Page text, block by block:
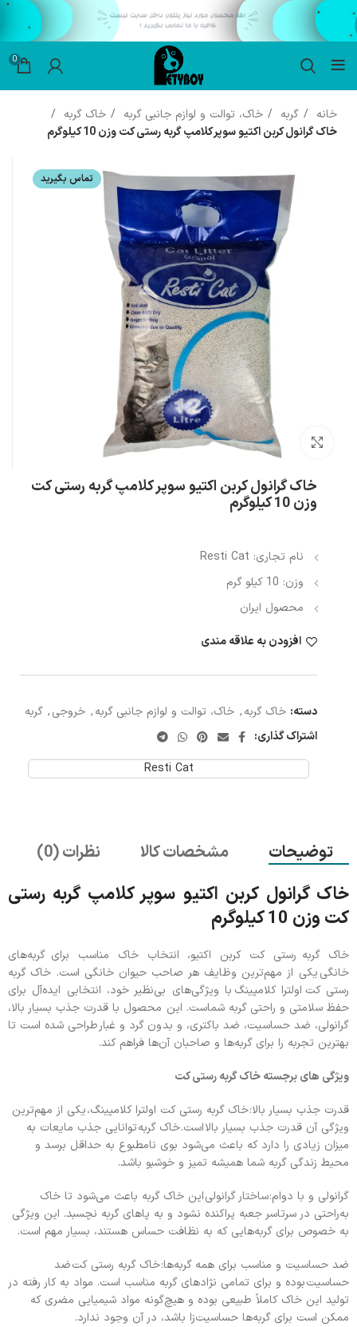
0
خانه گربه خاک، توالت و لوازم جانبی گربه
خاک گربه
خاک گرانول کربن اکتیو سوپر کلامپ گربه رستی کت وزن 10 کیلوگرم
تماس بگیرید
بزرگنمایی تصویر
خاک گرانول کربن اکتیو سوپر کلامپ گربه رستی کت
وزن 10 کیلوگرم
نام تجاری: Resti Cat
وزن: 10 کیلو گرم
محصول ایران
افزودن به علاقه مندی
دسته: خاک گربه, خاک، توالت و لوازم جانبی گربه, خروجی, گربه
اشتراک گذاری:
Resti Cat
توضیحات مشخصات کالا نظرات (0)
خاک گرانول کربن اکتیو سوپر کلامپ گربه رستی
کت وزن 10 کیلوگرم
خاک گربه رستی کت کربن اکتیو، انتخاب خاک مناسب برای گربه‌های
خانگی یکی از مهم‌ترین وظایف هر صاحب حیوان خانگی است. خاک گربه
رستی کت اولترا کلامپینگ با ویژگی‌های بی‌نظیر خود، انتخابی ایده‌آل برای
حفظ سلامتی و راحتی گربه شماست. این محصول با قدرت جذب بسیار بالا،
گرانولی، ضد حساسیت، ضد باکتری، و بدون گرد و غبار طراحی شده است تا
بهترین تجربه را برای گربه‌ها و صاحبان آن‌ها فراهم کند.
ویژگی های برجسته خاک گربه رستی کت
قدرت جذب بسیار بالا: خاک گربه رستی کت اولترا کلامپینگ، یکی از مهم‌ترین
ویژگی آن قدرت جذب بسیار بالا است. خاک گربه توانایی جذب مایعات به
میزان زیادی را دارد که باعث می‌شود بوی نامطبوع به حداقل برسد و
محیط زندگی گربه شما همیشه تمیز و خوشبو باشد.
گرانولی و با دوام: ساختار گرانولی این خاک گربه باعث می‌شود تا خاک
به‌راحتی در سرتاسر جعبه پراکنده نشود و به پاهای گربه نچسبد. این ویژگی
به خصوص برای گربه‌هایی که به نظافت حساس هستند، بسیار مهم است.
ضد حساسیت و مناسب برای همه گربه‌ها: خاک گربه رستی کت ضد
حساسیت بوده و برای تمامی نژادهای گربه مناسب است. مواد به کار رفته در
تولید این خاک کاملاً طبیعی بوده و هیچ‌گونه مواد شیمیایی مضری که
ممکن است برای گربه‌ها حساسیت‌زا باشد، در آن وجود ندارد.